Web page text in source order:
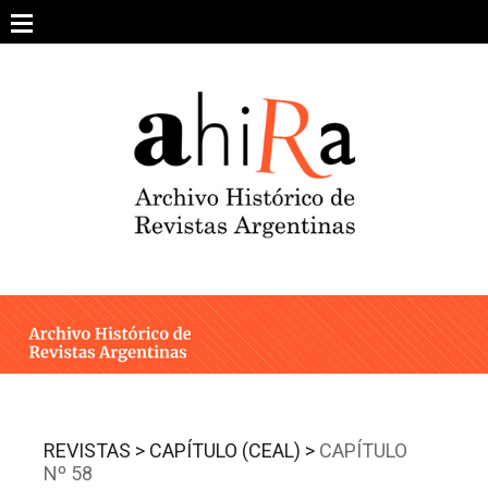
content
ARCHIVO DE REVISTAS
ESTUDIOS CRÍTICOS
INTEGRANTES
CONTACTO
REVISTAS > CAPÍTULO (CEAL) > CAPÍTULO
Nº 58